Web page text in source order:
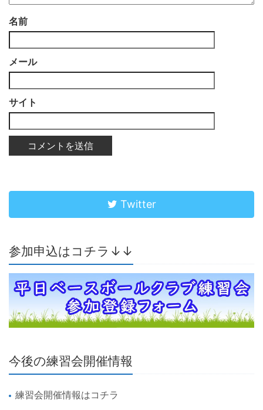
名前
メール
サイト
Twitter
参加申込はコチラ↓↓
今後の練習会開催情報
練習会開催情報はコチラ